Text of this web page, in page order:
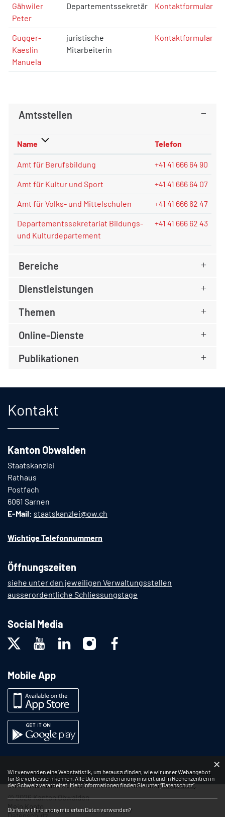
Gähwiler
Peter
Departementssekretär Kontaktformular
Gugger-
Kaeslin
Manuela
juristische
Mitarbeiterin
Kontaktformular
Amtsstellen
Name Telefon
Amt für Berufsbildung +41 41 666 64 90
Amt für Kultur und Sport +41 41 666 64 07
Amt für Volks- und Mittelschulen +41 41 666 62 47
Departementssekretariat Bildungs-
und Kulturdepartement
+41 41 666 62 43
Bereiche
Dienstleistungen
Themen
Online-Dienste
Publikationen
Kontakt
Kanton Obwalden
Staatskanzlei
Rathaus
Postfach
6061 Sarnen
E-Mail: staatskanzlei@ow.ch
Wichtige Telefonnummern
Öffnungszeiten
siehe unter den jeweiligen Verwaltungsstellen
ausserordentliche Schliessungstage
Social Media
Mobile App
© 2026 Kanton Obwalden
Mein Konto
Webstatistik
Wir verwenden eine Webstatistik, um herauszufinden, wie wir unser Webangebot
für Sie verbessern können. Alle Daten werden anonymisiert und in Rechenzentren in
der Schweiz verarbeitet. Mehr Informationen finden Sie unter“Datenschutz“.
Dürfen wir Ihre anonymisierten Daten verwenden?
×